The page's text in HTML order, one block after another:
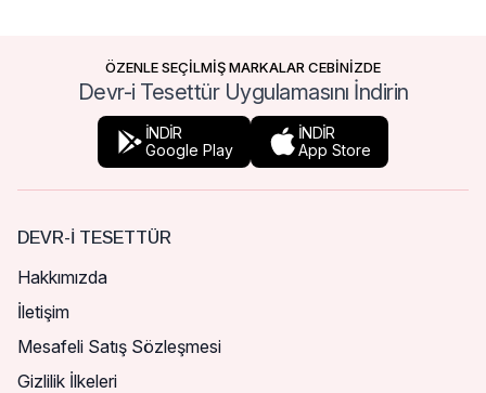
ÖZENLE SEÇİLMİŞ MARKALAR CEBİNİZDE
Devr-i Tesettür Uygulamasını İndirin
İNDİR
Google Play
İNDİR
App Store
DEVR-I TESETTÜR
Hakkımızda
İletişim
Mesafeli Satış Sözleşmesi
Gizlilik İlkeleri